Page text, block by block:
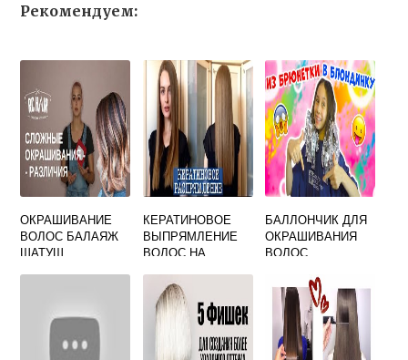
Рекомендуем:
ОКРАШИВАНИЕ
ВОЛОС БАЛАЯЖ
ШАТУШ
КЕРАТИНОВОЕ
ВЫПРЯМЛЕНИЕ
ВОЛОС НА
ХВАТАЕТ
БАЛЛОНЧИК ДЛЯ
ОКРАШИВАНИЯ
ВОЛОС